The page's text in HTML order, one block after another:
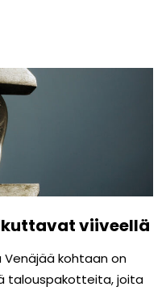
viiveellä
Venäjää kohtaan on
talouspakotteita, joita